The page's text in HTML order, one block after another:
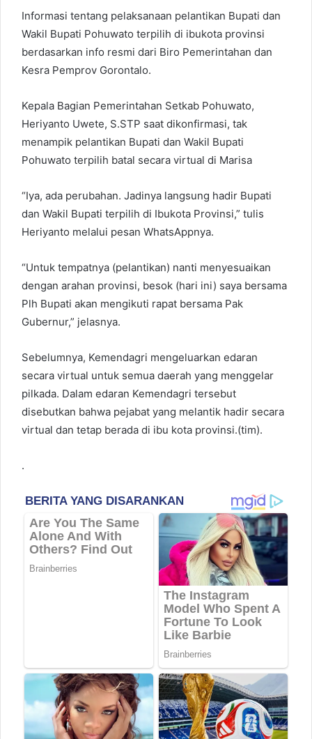
Informasi tentang pelaksanaan pelantikan Bupati dan
Wakil Bupati Pohuwato terpilih di ibukota provinsi
berdasarkan info resmi dari Biro Pemerintahan dan
Kesra Pemprov Gorontalo.
Kepala Bagian Pemerintahan Setkab Pohuwato,
Heriyanto Uwete, S.STP saat dikonfirmasi, tak
menampik pelantikan Bupati dan Wakil Bupati
Pohuwato terpilih batal secara virtual di Marisa
“Iya, ada perubahan. Jadinya langsung hadir Bupati
dan Wakil Bupati terpilih di Ibukota Provinsi,” tulis
Heriyanto melalui pesan WhatsAppnya.
“Untuk tempatnya (pelantikan) nanti menyesuaikan
dengan arahan provinsi, besok (hari ini) saya bersama
Plh Bupati akan mengikuti rapat bersama Pak
Gubernur,” jelasnya.
Sebelumnya, Kemendagri mengeluarkan edaran
secara virtual untuk semua daerah yang menggelar
pilkada. Dalam edaran Kemendagri tersebut
disebutkan bahwa pejabat yang melantik hadir secara
virtual dan tetap berada di ibu kota provinsi.(tim).
.